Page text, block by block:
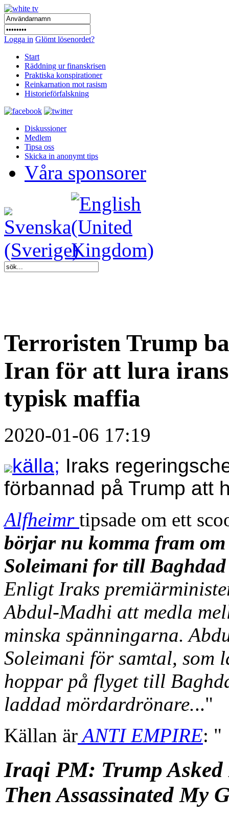
Logga in Glömt lösenordet?
Start
Räddning ur finanskrisen
Praktiska konspirationer
Reinkarnation mot rasism
Historieförfalskning
Diskussioner
Medlem
Tipsa oss
Skicka in anonymt tips
Våra sponsorer
Terroristen Trump
Iran för att lura
typisk maffia
2020-01-06 17:19
källa; Iraks
förbannad på Trump att
Alfheimr tipsade om ett
börjar nu komma fram
Soleimani for till
Enligt Iraks
Abdul-Madhi att medla
minska spänningarna.
Soleimani för samtal, som
hoppar på flyget till
laddad mördardrönare..."
Källan ärANTI EMPIRE: "
Iraqi PM: Trump
Then Assassinated My